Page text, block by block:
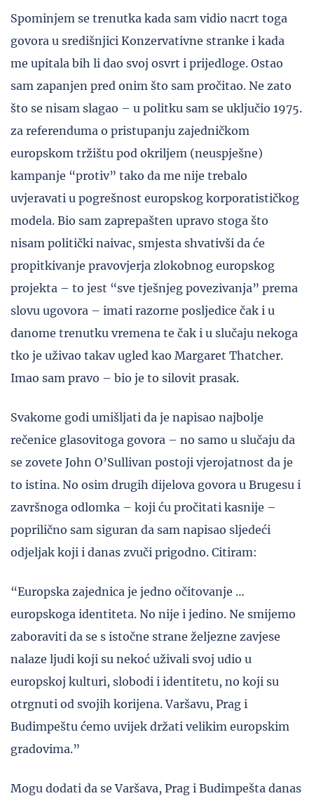
Spominjem se trenutka kada sam vidio nacrt toga
govora u središnjici Konzervativne stranke i kada
me upitala bih li dao svoj osvrt i prijedloge. Ostao
sam zapanjen pred onim što sam pročitao. Ne zato
što se nisam slagao – u politku sam se uključio 1975.
za referenduma o pristupanju zajedničkom
europskom tržištu pod okriljem (neuspješne)
kampanje “protiv” tako da me nije trebalo
uvjeravati u pogrešnost europskog korporatističkog
modela. Bio sam zaprepašten upravo stoga što
nisam politički naivac, smjesta shvativši da će
propitkivanje pravovjerja zlokobnog europskog
projekta – to jest “sve tješnjeg povezivanja” prema
slovu ugovora – imati razorne posljedice čak i u
danome trenutku vremena te čak i u slučaju nekoga
tko je uživao takav ugled kao Margaret Thatcher.
Imao sam pravo – bio je to silovit prasak.
Svakome godi umišljati da je napisao najbolje
rečenice glasovitoga govora – no samo u slučaju da
se zovete John O’Sullivan postoji vjerojatnost da je
to istina. No osim drugih dijelova govora u Brugesu i
završnoga odlomka – koji ću pročitati kasnije –
poprilično sam siguran da sam napisao sljedeći
odjeljak koji i danas zvuči prigodno. Citiram:
“Europska zajednica je jedno očitovanje …
europskoga identiteta. No nije i jedino. Ne smijemo
zaboraviti da se s istočne strane željezne zavjese
nalaze ljudi koji su nekoć uživali svoj udio u
europskoj kulturi, slobodi i identitetu, no koji su
otrgnuti od svojih korijena. Varšavu, Prag i
Budimpeštu ćemo uvijek držati velikim europskim
gradovima.”
Mogu dodati da se Varšava, Prag i Budimpešta danas